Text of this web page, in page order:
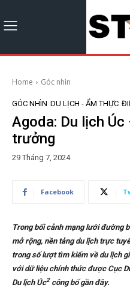
Home Góc nhìn
GÓC NHÌN DU LỊCH - ẨM THỰC
Agoda: Du lịch
trưởng
29 Tháng 7, 2024
Facebook
Trong bối cảnh mạng lưới đường
mở rộng, nền tảng du lịch trực
trong số lượt tìm kiếm về du lịch
với dữ liệu chính thức được Cục
Du lịch Úc2 công bố gần đây.